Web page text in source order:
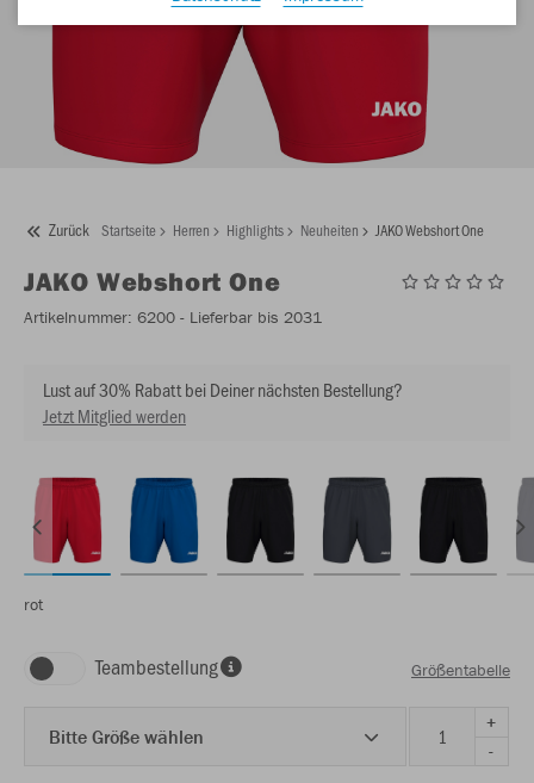
Zurück Startseite Herren Highlights Neuheiten JAKO Webshort One
JAKO Webshort One
Artikelnummer: 6200 - Lieferbar bis 2031
Lust auf 30% Rabatt bei Deiner nächsten Bestellung?
Jetzt Mitglied werden
rot
Teambestellung Größentabelle
Bitte Größe wählen
+
-